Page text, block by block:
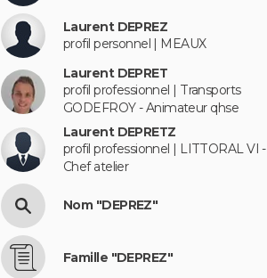
Laurent DEPREZ
profil personnel | MEAUX
Laurent DEPRET
profil professionnel | Transports
GODEFROY - Animateur qhse
Laurent DEPRETZ
profil professionnel | LITTORAL VI -
Chef atelier
Nom "DEPREZ"
Famille "DEPREZ"